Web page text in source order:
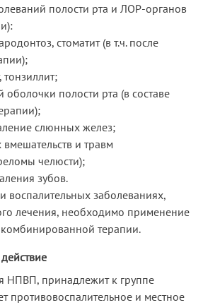
полости рта и ЛОР-органов
стоматит (в т.ч. после
тонзиллит;
оболочки полости рта (в составе
слюнных желез;
и травм
челюсти);
зубов.
заболеваниях,
лечения, необходимо применение
комбинированной терапии.
НПВП, принадлежит к группе
противовоспалительное и местное